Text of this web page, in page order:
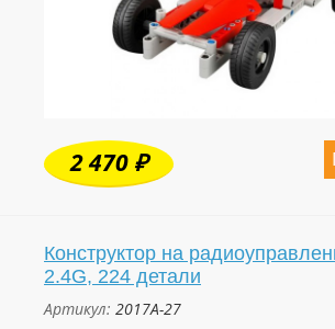
2 470 ₽
Конструктор на
2.4G, 224 детали
Артикул: 2017A-27